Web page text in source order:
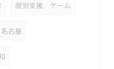
就労支援 ゲーム
古屋